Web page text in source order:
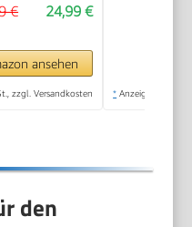
Zange;
24,99 €
€
ansehen
zzgl. Versandkosten * Anzeige
den